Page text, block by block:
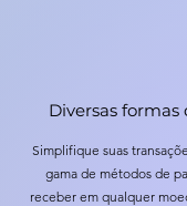
Diversas
Simplifique suas
gama de métodos de
receber em qualquer